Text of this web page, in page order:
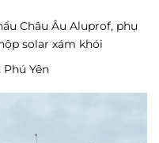
Châu Âu Aluprof, phụ
solar xám khói
Yên